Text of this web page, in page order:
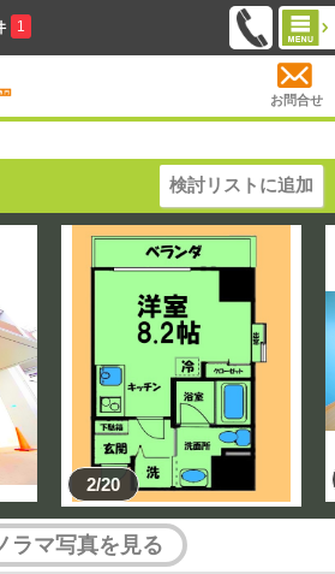
1
お問合せ
検討リストに追加
2/20
ラマ写真を見る